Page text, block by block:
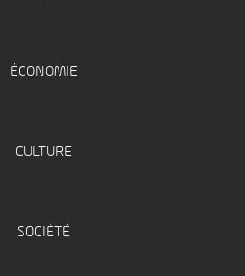
ÉCONOMIE
CULTURE
SOCIÉTÉ